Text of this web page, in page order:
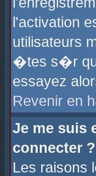
l'activation
utilisateurs
�tes s�r
essayez
Revenir en
Je me suis
connecter
Les raisons